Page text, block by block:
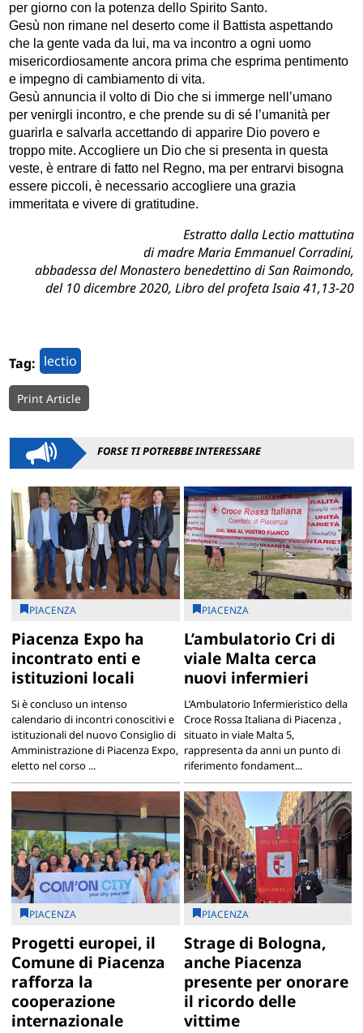
per giorno con la potenza dello Spirito Santo.
Gesù non rimane nel deserto come il Battista aspettando
che la gente vada da lui, ma va incontro a ogni uomo
misericordiosamente ancora prima che esprima pentimento
e impegno di cambiamento di vita.
Gesù annuncia il volto di Dio che si immerge nell’umano
per venirgli incontro, e che prende su di sé l’umanità per
guarirla e salvarla accettando di apparire Dio povero e
troppo mite. Accogliere un Dio che si presenta in questa
veste, è entrare di fatto nel Regno, ma per entrarvi bisogna
essere piccoli, è necessario accogliere una grazia
immeritata e vivere di gratitudine.
Estratto dalla Lectio mattutina
di madre Maria Emmanuel Corradini,
abbadessa del Monastero benedettino di San Raimondo,
del 10 dicembre 2020, Libro del profeta Isaia 41,13-20
Tag: lectio
Print Article
FORSE TI POTREBBE INTERESSARE
PIACENZA
Piacenza Expo ha
incontrato enti e
istituzioni locali
Si è concluso un intenso
calendario di incontri conoscitivi e
istituzionali del nuovo Consiglio di
Amministrazione di Piacenza Expo,
eletto nel corso ...
PIACENZA
L’ambulatorio Cri di
viale Malta cerca
nuovi infermieri
L’Ambulatorio Infermieristico della
Croce Rossa Italiana di Piacenza ,
situato in viale Malta 5,
rappresenta da anni un punto di
riferimento fondament...
PIACENZA
Progetti europei, il
Comune di Piacenza
rafforza la
cooperazione
internazionale
PIACENZA
Strage di Bologna,
anche Piacenza
presente per onorare
il ricordo delle
vittime